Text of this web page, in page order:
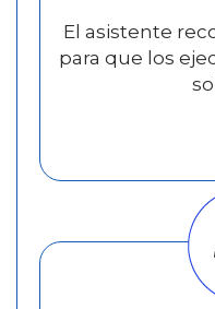
El asistente
para que los